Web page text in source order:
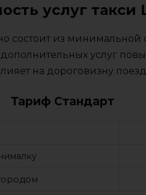
услуг такси
состоит из минимальной
услуг
на дороговизну
Тариф Стандарт